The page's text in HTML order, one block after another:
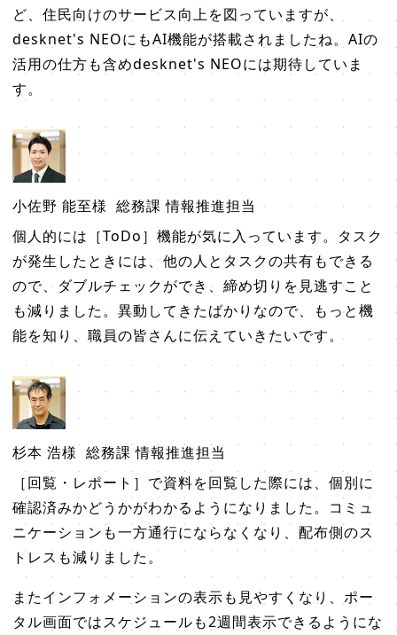
ど、住民向けのサービス向上を図っていますが、
desknet's NEOにもAI機能が搭載されましたね。AIの
活用の仕方も含めdesknet's NEOには期待していま
す。
小佐野 能至様 総務課 情報推進担当
個人的には［ToDo］機能が気に入っています。タスク
が発生したときには、他の人とタスクの共有もできる
ので、ダブルチェックができ、締め切りを見逃すこと
も減りました。異動してきたばかりなので、もっと機
能を知り、職員の皆さんに伝えていきたいです。
杉本 浩様 総務課 情報推進担当
［回覧・レポート］で資料を回覧した際には、個別に
確認済みかどうかがわかるようになりました。コミュ
ニケーションも一方通行にならなくなり、配布側のス
トレスも減りました。
またインフォメーションの表示も見やすくなり、ポー
タル画面ではスケジュールも2週間表示できるようにな